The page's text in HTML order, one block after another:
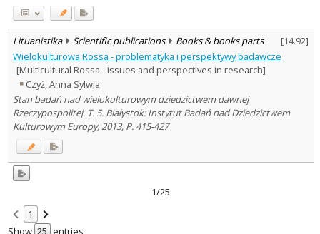
Lituanistika Scientific publications Books & books parts [14.92]
Wielokulturowa Rossa - problematyka i perspektywy badawcze
[Multicultural Rossa - issues and perspectives in research]
Czyż, Anna Sylwia
Stan badań nad wielokulturowym dziedzictwem dawnej
Rzeczypospolitej. T. 5. Białystok: Instytut Badań nad Dziedzictwem
Kulturowym Europy, 2013, P. 415-427
1/25
1